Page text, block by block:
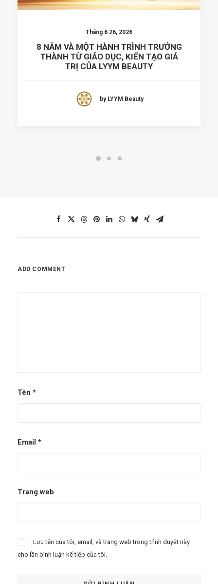
Tháng 6 26, 2026
8 NĂM VÀ MỘT HÀNH TRÌNH TRƯỞNG
THÀNH TỪ GIÁO DỤC, KIẾN TẠO GIÁ
TRỊ CỦA LYYM BEAUTY
by LYYM Beauty
ADD COMMENT
Tên *
Email *
Trang web
Lưu tên của tôi, email, và trang web trong trình duyệt này
cho lần bình luận kế tiếp của tôi.